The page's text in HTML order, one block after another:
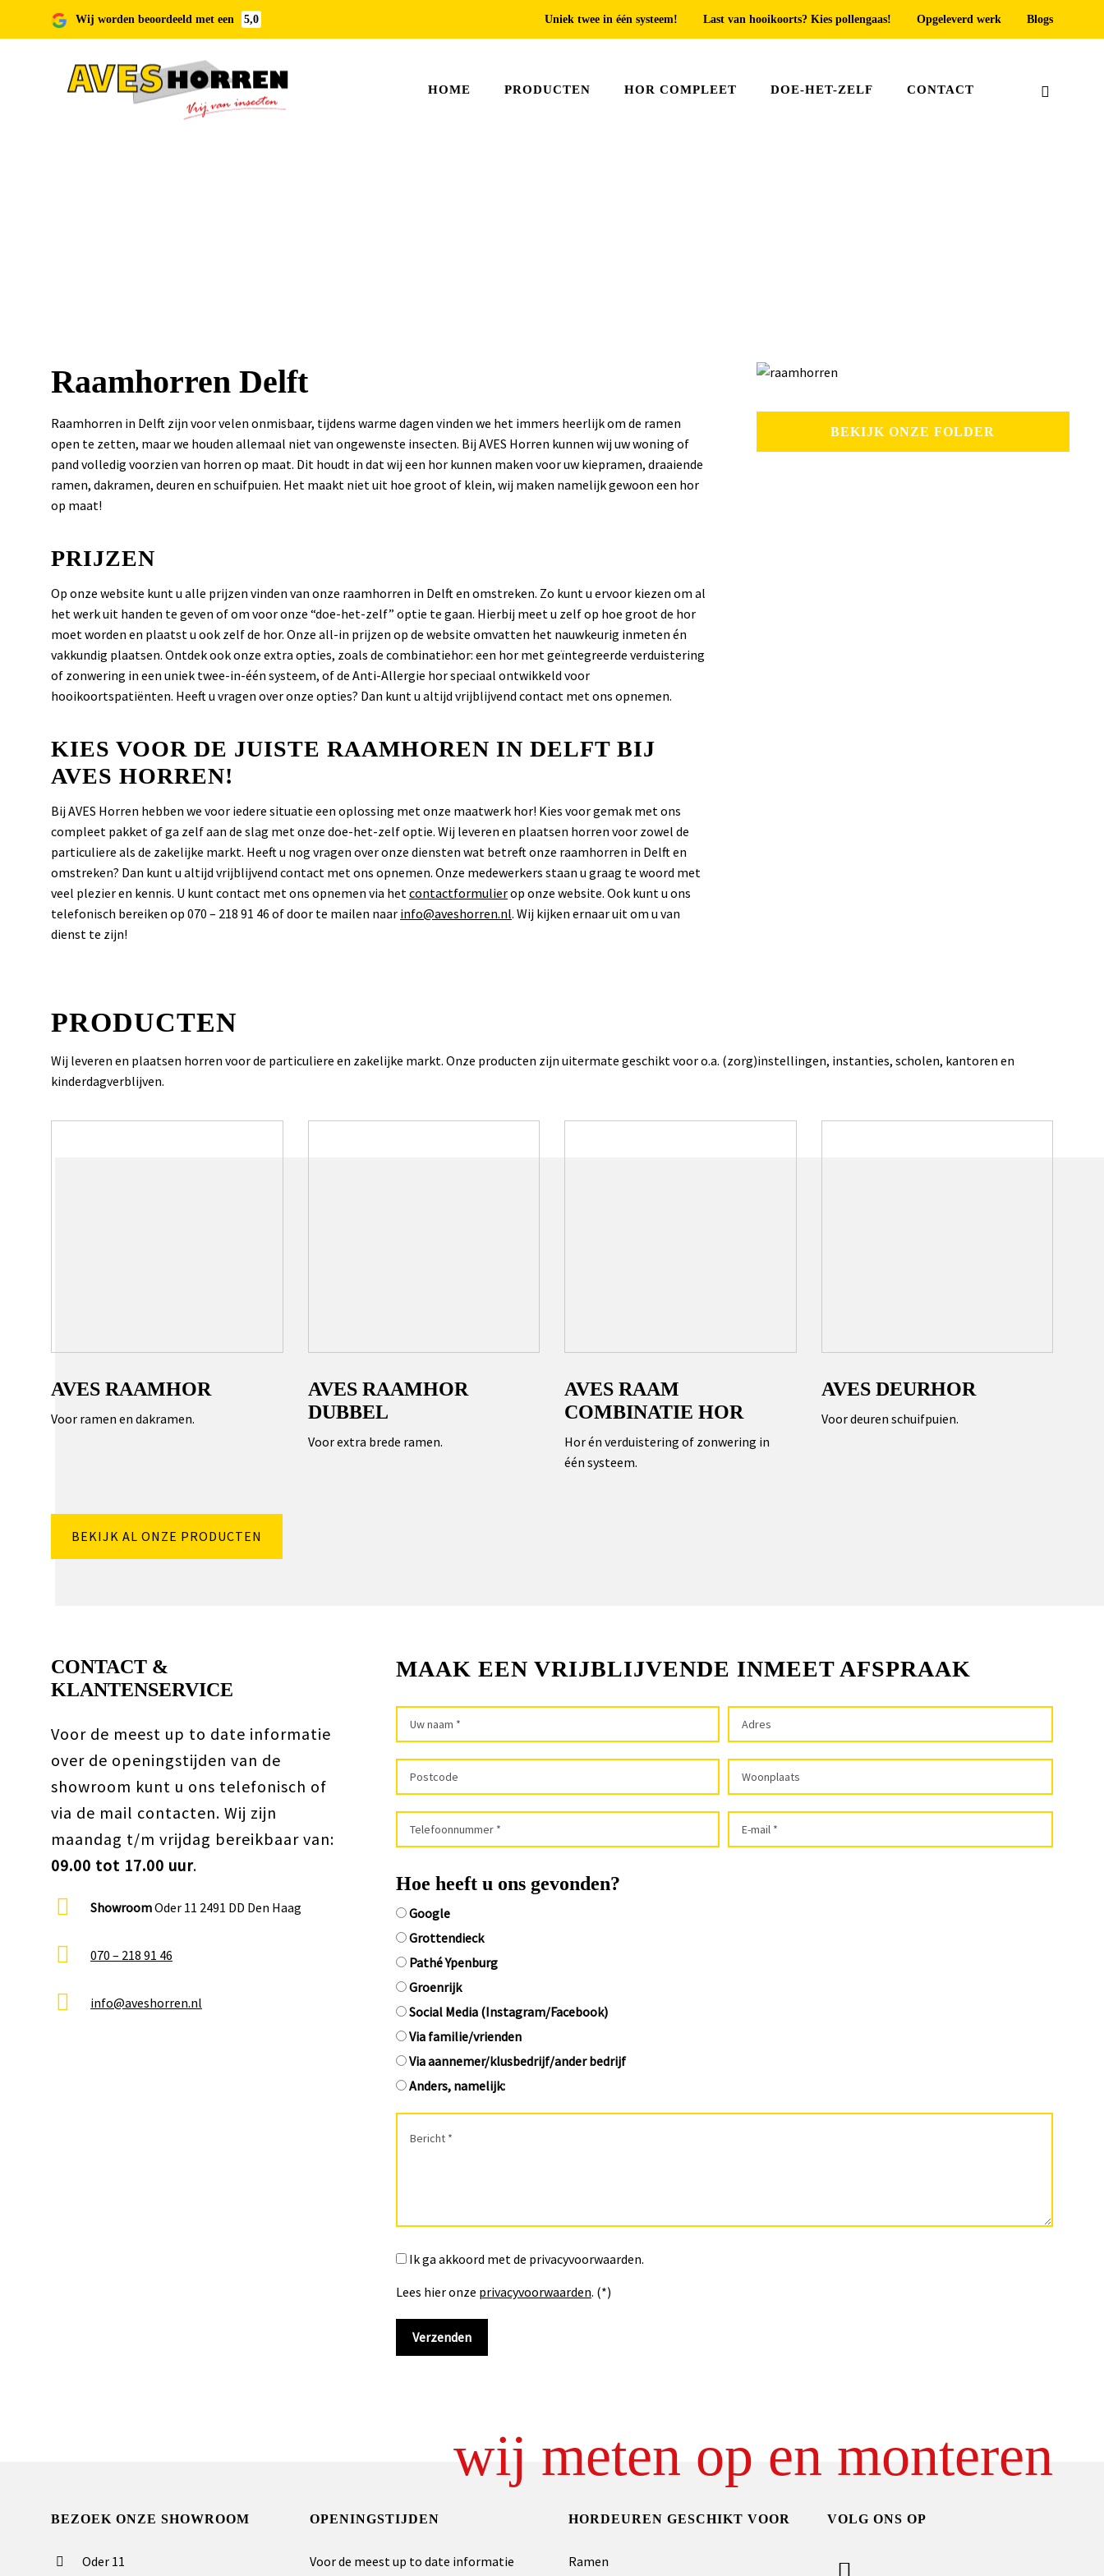
Wij worden beoordeeld met een 5,0 Uniek twee in één systeem! Last van hooikoorts? Kies pollengaas! Opgeleverd werk Blogs
HOME PRODUCTEN HOR COMPLEET DOE-HET-ZELF CONTACT
Raamhorren Delft
Raamhorren in Delft zijn voor velen onmisbaar, tijdens warme dagen vinden we het immers heerlijk om de ramen
open te zetten, maar we houden allemaal niet van ongewenste insecten. Bij AVES Horren kunnen wij uw woning of
pand volledig voorzien van horren op maat. Dit houdt in dat wij een hor kunnen maken voor uw kiepramen, draaiende
ramen, dakramen, deuren en schuifpuien. Het maakt niet uit hoe groot of klein, wij maken namelijk gewoon een hor
op maat!
PRIJZEN
Op onze website kunt u alle prijzen vinden van onze raamhorren in Delft en omstreken. Zo kunt u ervoor kiezen om al
het werk uit handen te geven of om voor onze “doe-het-zelf” optie te gaan. Hierbij meet u zelf op hoe groot de hor
moet worden en plaatst u ook zelf de hor. Onze all-in prijzen op de website omvatten het nauwkeurig inmeten én
vakkundig plaatsen. Ontdek ook onze extra opties, zoals de combinatiehor: een hor met geïntegreerde verduistering
of zonwering in een uniek twee-in-één systeem, of de Anti-Allergie hor speciaal ontwikkeld voor
hooikoortspatiënten. Heeft u vragen over onze opties? Dan kunt u altijd vrijblijvend contact met ons opnemen.
KIES VOOR DE JUISTE RAAMHOREN IN DELFT BIJ
AVES HORREN!
Bij AVES Horren hebben we voor iedere situatie een oplossing met onze maatwerk hor! Kies voor gemak met ons
compleet pakket of ga zelf aan de slag met onze doe-het-zelf optie. Wij leveren en plaatsen horren voor zowel de
particuliere als de zakelijke markt. Heeft u nog vragen over onze diensten wat betreft onze raamhorren in Delft en
omstreken? Dan kunt u altijd vrijblijvend contact met ons opnemen. Onze medewerkers staan u graag te woord met
veel plezier en kennis. U kunt contact met ons opnemen via hetcontactformulierop onze website. Ook kunt u ons
telefonisch bereiken op 070 – 218 91 46 of door te mailen naar info@aveshorren.nl. Wij kijken ernaar uit om u van
dienst te zijn!
BEKIJK ONZE FOLDER
PRODUCTEN
Wij leveren en plaatsen horren voor de particuliere en zakelijke markt. Onze producten zijn uitermate geschikt voor o.a. (zorg)instellingen, instanties, scholen, kantoren en
kinderdagverblijven.
AVES RAAMHOR
Voor ramen en dakramen.
AVES RAAMHOR
DUBBEL
Voor extra brede ramen.
AVES RAAM
COMBINATIE HOR
Hor én verduistering of zonwering in
één systeem.
AVES DEURHOR
Voor deuren schuifpuien.
BEKIJK AL ONZE PRODUCTEN
CONTACT &
KLANTENSERVICE
Voor de meest up to date informatie
over de openingstijden van de
showroom kunt u ons telefonisch of
via de mail contacten. Wij zijn
maandag t/m vrijdag bereikbaar van:
09.00 tot 17.00 uur.
ShowroomOder 11 2491 DD Den Haag
070 – 218 91 46
info@aveshorren.nl
MAAK EEN VRIJBLIJVENDE INMEET AFSPRAAK
Hoe heeft u ons gevonden?
Google
Grottendieck
Pathé Ypenburg
Groenrijk
Social Media (Instagram/Facebook)
Via familie/vrienden
Via aannemer/klusbedrijf/ander bedrijf
Anders, namelijk:
Ik ga akkoord met de privacyvoorwaarden.
Lees hier onze privacyvoorwaarden. (*)
wij meten op en monteren
BEZOEK ONZE SHOWROOM
Oder 11
OPENINGSTIJDEN
Voor de meest up to date informatie
HORDEUREN GESCHIKT VOOR
Ramen
VOLG ONS OP